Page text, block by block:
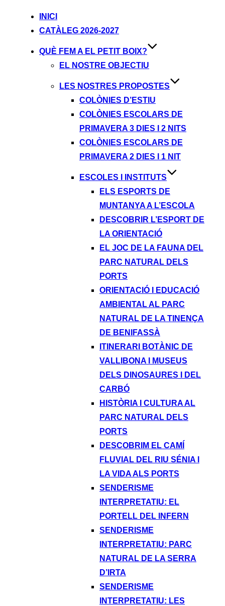
INICI
CATÀLEG 2026-2027
QUÈ FEM A EL PETIT BOIX?
EL NOSTRE OBJECTIU
LES NOSTRES PROPOSTES
COLÒNIES D’ESTIU
COLÒNIES ESCOLARS DE
PRIMAVERA 3 DIES I 2 NITS
COLÒNIES ESCOLARS DE
PRIMAVERA 2 DIES I 1 NIT
ESCOLES I INSTITUTS
ELS ESPORTS DE
MUNTANYA A L’ESCOLA
DESCOBRIR L’ESPORT DE
LA ORIENTACIÓ
EL JOC DE LA FAUNA DEL
PARC NATURAL DELS
PORTS
ORIENTACIÓ I EDUCACIÓ
AMBIENTAL AL PARC
NATURAL DE LA TINENÇA
DE BENIFASSÀ
ITINERARI BOTÀNIC DE
VALLIBONA I MUSEUS
DELS DINOSAURES I DEL
CARBÓ
HISTÒRIA I CULTURA AL
PARC NATURAL DELS
PORTS
DESCOBRIM EL CAMÍ
FLUVIAL DEL RIU SÉNIA I
LA VIDA ALS PORTS
SENDERISME
INTERPRETATIU: EL
PORTELL DEL INFERN
SENDERISME
INTERPRETATIU: PARC
NATURAL DE LA SERRA
D’IRTA
SENDERISME
INTERPRETATIU: LES